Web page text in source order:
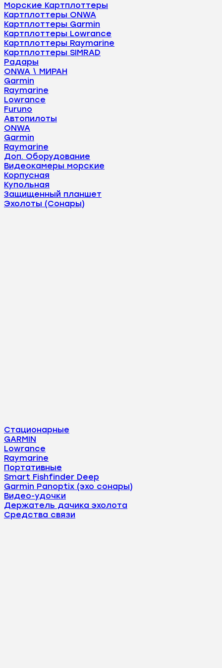
Морские Картплоттеры
Картплоттеры ONWA
Картплоттеры Garmin
Картплоттеры Lowrance
Картплоттеры Raymarine
Картплоттеры SIMRAD
Радары
ONWA \ МИРАН
Garmin
Raymarine
Lowrance
Furuno
Автопилоты
ONWA
Garmin
Raymarine
Доп. Оборудование
Видеокамеры морские
Корпусная
Купольная
Защищенный планшет
Эхолоты (Сонары)
Стационарные
GARMIN
Lowrance
Raymarine
Портативные
Smart Fishfinder Deep
Garmin Panoptix (эхо сонары)
Видео-удочки
Держатель дачика эхолота
Средства связи